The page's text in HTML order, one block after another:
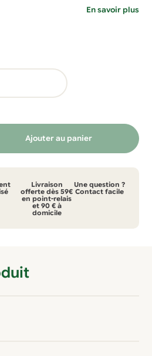
En savoir plus
Ajouter au panier
Livraison
offerte dès 59€
en point-relais
et 90 € à
domicile
Une question ?
Contact facile